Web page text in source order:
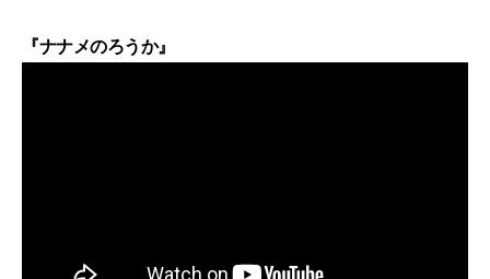
『ナナメのろうか』